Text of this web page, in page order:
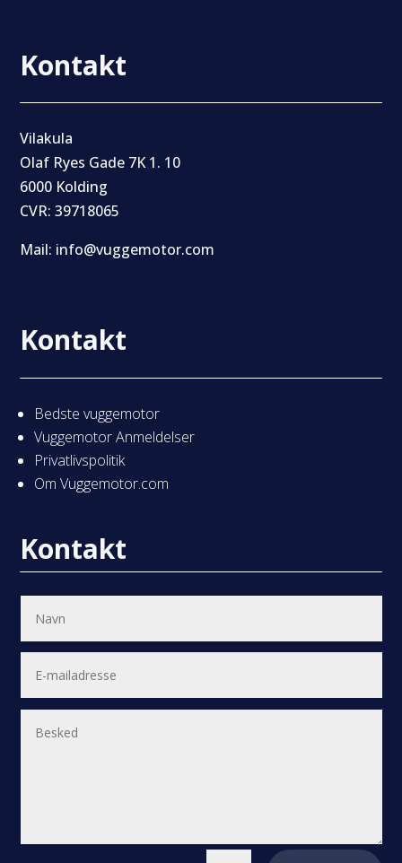
Kontakt
Vilakula
Olaf Ryes Gade 7K 1. 10
6000 Kolding
CVR: 39718065
Mail: info@vuggemotor.com
Kontakt
Bedste vuggemotor
Vuggemotor Anmeldelser
Privatlivspolitik
Om Vuggemotor.com
Kontakt